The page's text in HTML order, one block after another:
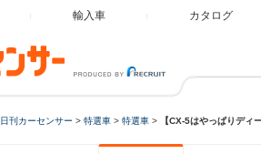
輸入車 カタログ
日刊カーセンサー > 特選車 > 特選車 > 【CX-5はやっぱりデ